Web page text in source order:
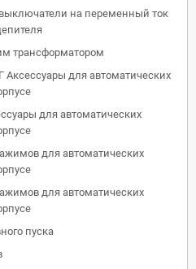
на переменный ток
трансформатором
Аксессуары для автоматических
для автоматических
для автоматических
для автоматических
пуска